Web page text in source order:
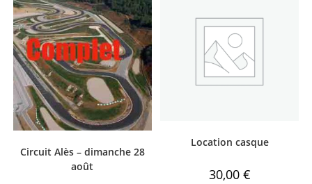
Circuit Alès – dimanche 28
août
Location casque
30,00 €